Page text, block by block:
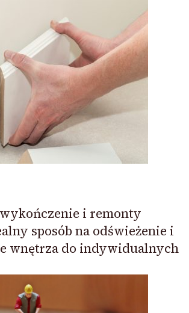
wykończenie i remonty
sposób na odświeżenie i
wnętrza do indywidualnych